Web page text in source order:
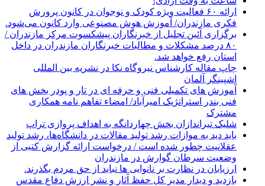
ارائه ۶۰ فعالیت ویژه کودک و نوجوان در کانون پرورش
فکری مازندران/ آموزش هوش مصنوعی وارد کانون می‌شود.
برگزاری آئین تجلیل از خبرنگاران پیشکسوت مرکز مازندران /
۸۰ درصد مشکلات و مطالبات خبرنگاران مازندران در داخل
استان رفع خواهد شد.
چاپ مقاله کارشناس نيروگاه نكا در نشریه بین المللی
اشپینگر آلمان
آموزش های تکمیلی فنی و حرفه ای در تار و پودر بخش های
فنی بندر استراتژیک امیرآباد/ امضاء تفاهم نامه همکاری
مشترک
شلیک تیراندازان بخش چهاردانگه به اهداف پروازی تراپ
باید دید به موازات رشد تولید مقالات در دانشگاه‌ها، رشد تولید
عقلانیت چطور شده است / درخواست ارائه گزارش کتبی از
وضعیت سرطان گوارش در مازندران
ارزیابان در نظارت بر نانوایی ها نباید از حق مردم بگذرند.
بازدید و دیدار مدیر کل حفظ آثار و نشر ارزش دفاع مقدس